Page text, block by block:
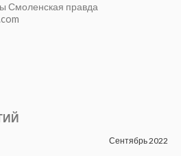
Смоленская правда
Сентябрь 2022